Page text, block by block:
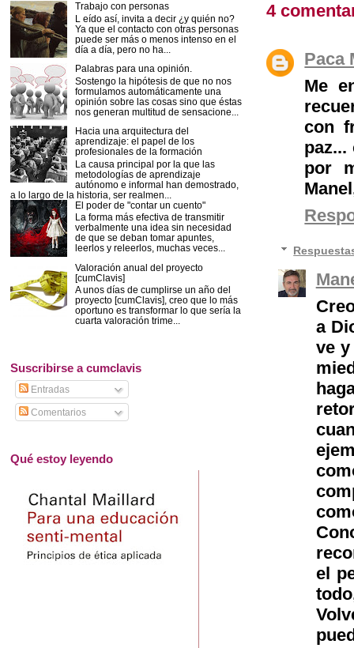
4
Paca
Me
con
por
a
ve
el
Trabajo con personas
L eído así, invita a decir ¿y quién no?
Ya que el contacto con otras personas
puede ser más o menos intenso en el
día a día, pero no ha...
Palabras para una opinión.
Sostengo la hipótesis de que no nos
formulamos automáticamente una
opinión sobre las cosas sino que éstas
nos generan multitud de sensacione...
Hacia una arquitectura del
aprendizaje: el papel de los
profesionales de la formación
La causa principal por la que las
metodologías de aprendizaje
autónomo e informal han demostrado,
a lo largo de la historia, ser realmen...
El poder de "contar un cuento"
La forma más efectiva de transmitir
verbalmente una idea sin necesidad
de que se deban tomar apuntes,
leerlos y releerlos, muchas veces...
Valoración anual del proyecto
[cumClavis]
A unos días de cumplirse un año del
proyecto [cumClavis], creo que lo más
oportuno es transformar lo que sería la
cuarta valoración trime...
Suscribirse a cumclavis
Entradas
Comentarios
Qué estoy leyendo